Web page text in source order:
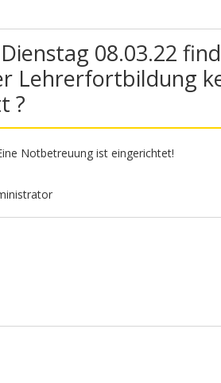
08.03.22
Lehrerfortbildung
?
Notbetreuung ist eingerichtet!